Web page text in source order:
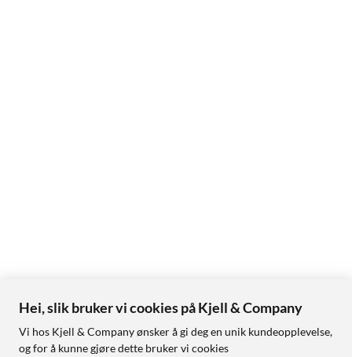
Hei, slik bruker vi cookies på Kjell & Company
Vi hos Kjell & Company ønsker å gi deg en unik kundeopplevelse,
og for å kunne gjøre dette bruker vi cookies